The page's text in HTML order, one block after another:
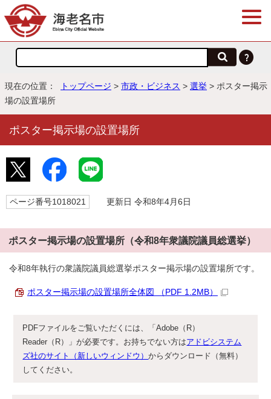
現在の位置： トップページ > 市政・ビジネス > 選挙 > ポスター掲示
場の設置場所
ポスター掲示場の設置場所
ページ番号1018021 更新日 令和8年4月6日
ポスター掲示場の設置場所（令和8年衆議院議員総選挙）
令和8年執行の衆議院議員総選挙ポスター掲示場の設置場所です。
ポスター掲示場の設置場所全体図 （PDF 1.2MB）
PDFファイルをご覧いただくには、「Adobe（R）
Reader（R）」が必要です。お持ちでない方はアドビシステム
ズ社のサイト（新しいウィンドウ）からダウンロード（無料）
してください。